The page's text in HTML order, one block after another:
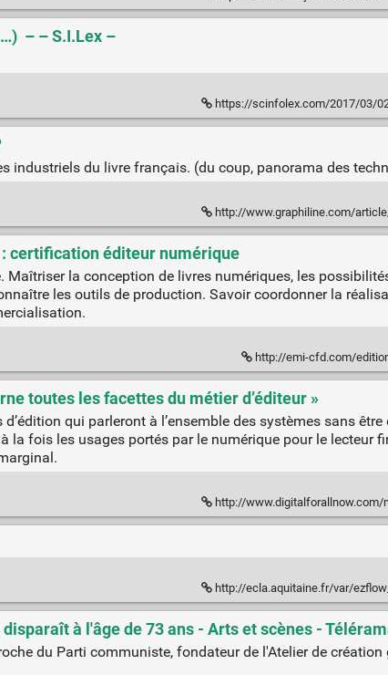
– – S.I.Lex –
https://scinfolex.com/2017/03/02/s-
industriels du livre français. (du coup, panorama des
http://www.graphiline.com/article/
certification éditeur numérique
Maîtriser la conception de livres numériques, les
les outils de production. Savoir coordonner la
http://emi-cfd.com/
toutes les facettes du métier d’éditeur »
qui parleront à l’ensemble des systèmes sans
fois les usages portés par le numérique pour le lecteur
http://www.digitalforallnow.com/
http://ecla.aquitaine.fr/var/ezflow_site/
à l'âge de 73 ans - Arts et scènes -
du Parti communiste, fondateur de l'Atelier de